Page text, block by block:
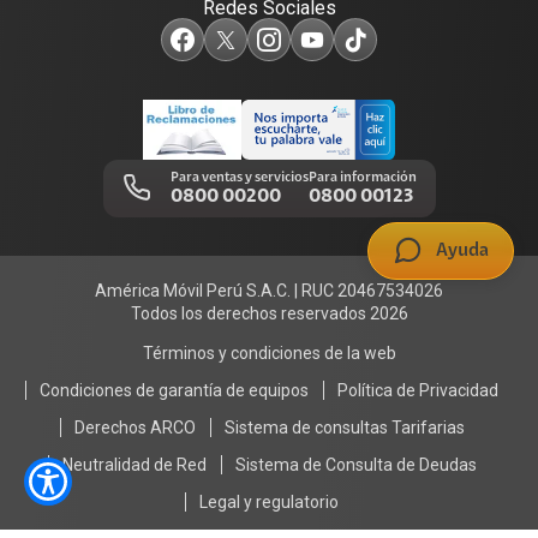
Ayuda
Test de velocidad de internet
Comprobantes electrónicos
Llamada por llamada
Adquirientes iPhone 6, 6S y SE
Mensaje de Seguridad
Trabaja en Claro
Trabajos de mantenimiento
Redes Sociales
Para ventas y servicios
0800 00200
Para información
0800 00123
América Móvil Perú S.A.C. | RUC 20467534026
Todos los derechos reservados 2026
Términos y condiciones de la web
Condiciones de garantía de equipos
Política de Privacidad
Derechos ARCO
Sistema de consultas Tarifarias
Neutralidad de Red
Sistema de Consulta de Deudas
Legal y regulatorio